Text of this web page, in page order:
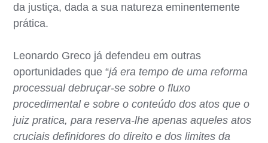
da justiça, dada a sua natureza eminentemente
prática.
Leonardo Greco já defendeu em outras
oportunidades que “já era tempo de uma reforma
processual debruçar-se sobre o fluxo
procedimental e sobre o conteúdo dos atos que o
juiz pratica, para reserva-lhe apenas aqueles atos
cruciais definidores do direito e dos limites da